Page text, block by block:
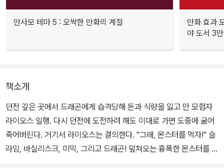
만사모 테마 5 : 오싹한 만화의 계절
만화 효과
야 도서 3
책소개
던전 깊은 곳에서 드래곤에게 습격당해 돈과 식량을 잃고 만 모험자
라이오스 일행. 다시 던전에 도전하려 해도 이대로 가면 도중에 굶어
죽어버린다. 거기서 라이오스는 결의한다. "그래, 몬스터를 먹자!" 슬
라임, 바실리스크, 미믹, 그리고 드래곤! 덮쳐오는 흉폭한 몬스터를 먹